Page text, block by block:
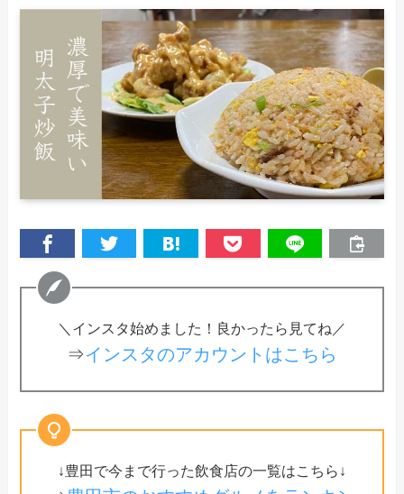
＼インスタ始めました！良かったら見てね／
⇒インスタのアカウントはこちら
↓豊田で今まで行った飲食店の一覧はこちら↓